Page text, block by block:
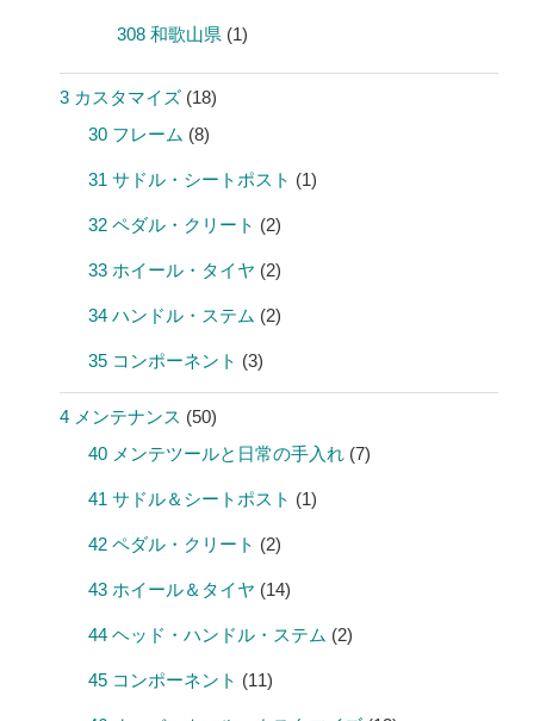
308 和歌山県 (1)
3 カスタマイズ (18)
30 フレーム (8)
31 サドル・シートポスト (1)
32 ペダル・クリート (2)
33 ホイール・タイヤ (2)
34 ハンドル・ステム (2)
35 コンポーネント (3)
4 メンテナンス (50)
40 メンテツールと日常の手入れ (7)
41 サドル＆シートポスト (1)
42 ペダル・クリート (2)
43 ホイール＆タイヤ (14)
44 ヘッド・ハンドル・ステム (2)
45 コンポーネント (11)